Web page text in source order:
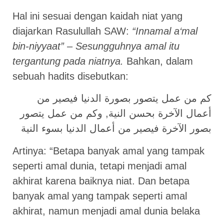
Hal ini sesuai dengan kaidah niat yang
diajarkan Rasulullah SAW: “Innamal a‘mal
bin-niyyaat”– Sesungguhnya amal itu
tergantung pada niatnya. Bahkan, dalam
sebuah hadits disebutkan:
كم من عمل يتصور بصورة الدنيا فيصير من
أعمال الآخرة بحسن النية, وكم من عمل يتصور
بصور الآخرة فيصير من أعمال الدنيا بسوء النية
Artinya: “Betapa banyak amal yang tampak
seperti amal dunia, tetapi menjadi amal
akhirat karena baiknya niat. Dan betapa
banyak amal yang tampak seperti amal
akhirat, namun menjadi amal dunia belaka